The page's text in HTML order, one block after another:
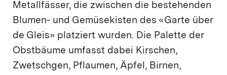
Metallfässer, die zwischen die bestehenden
Blumen- und Gemüsekisten des «Garte über
de Gleis» platziert wurden. Die Palette der
Obstbäume umfasst dabei Kirschen,
Zwetschgen, Pflaumen, Äpfel, Birnen,